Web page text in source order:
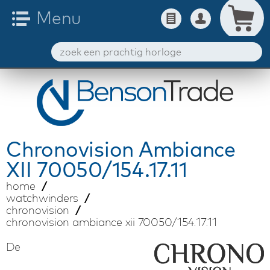
Chronovision Ambiance
XII 70050/154.17.11
home
watchwinders
chronovision
chronovision ambiance xii 70050/154.17.11
De